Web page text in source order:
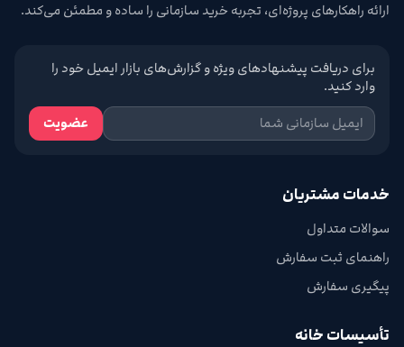
ارائه راهکارهای پروژه‌ای، تجربه خرید سازمانی را ساده و مطمئن می‌کند.
برای دریافت پیشنهادهای ویژه و گزارش‌های بازار ایمیل خود را
وارد کنید.
عضویت
خدمات مشتریان
سوالات متداول
راهنمای ثبت سفارش
پیگیری سفارش
تأسیسات خانه